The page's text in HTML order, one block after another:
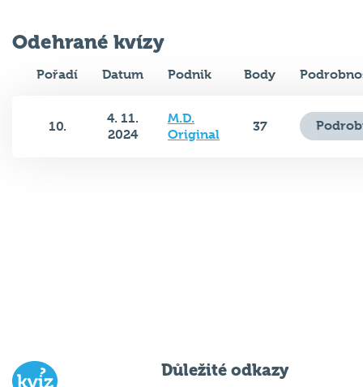
Odehrané kvízy
Pořadí Datum Podnik Body
10.
4. 11.
2024
M.D.
Original
37
Důležité odkazy